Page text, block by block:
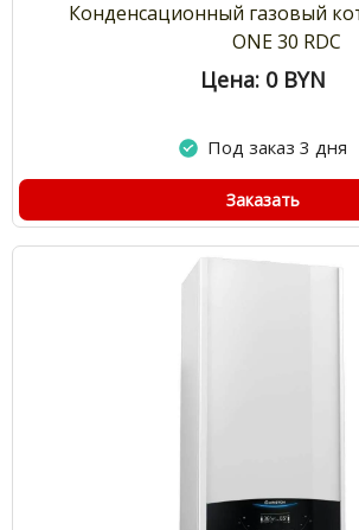
Конденсационный газовый
ONE 30 RDC
Цена: 0 BYN
Под заказ 3 дня
Заказать